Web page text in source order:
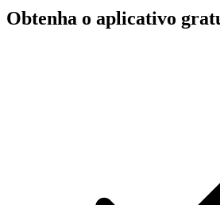
Obtenha o aplicativo